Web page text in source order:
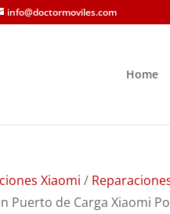
info@doctormoviles.com
Home
Xiaomi /
Puerto de Carga Xiaomi